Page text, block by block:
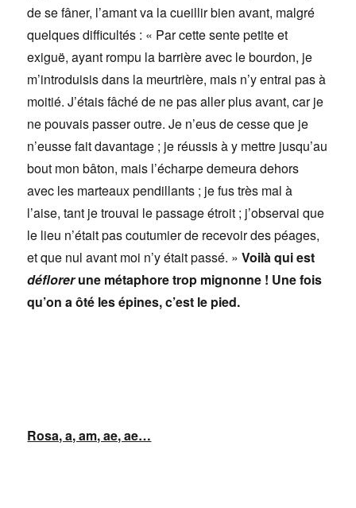
de se fâner, l’amant va la cueillir bien avant, malgré
quelques difficultés : « Par cette sente petite et
exiguë, ayant rompu la barrière avec le bourdon, je
m’introduisis dans la meurtrière, mais n’y entrai pas à
moitié. J’étais fâché de ne pas aller plus avant, car je
ne pouvais passer outre. Je n’eus de cesse que je
n’eusse fait davantage ; je réussis à y mettre jusqu’au
bout mon bâton, mais l’écharpe demeura dehors
avec les marteaux pendillants ; je fus très mal à
l’aise, tant je trouvai le passage étroit ; j’observai que
le lieu n’était pas coutumier de recevoir des péages,
et que nul avant moi n’y était passé. »Voilà qui est
déflorerune métaphore trop mignonne ! Une fois
qu’on a ôté les épines, c’est le pied.
Rosa, a, am, ae, ae…